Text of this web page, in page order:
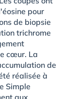
pour
de biopsie
trichrome
cœur. La
de
réalisée à
Simple
aux